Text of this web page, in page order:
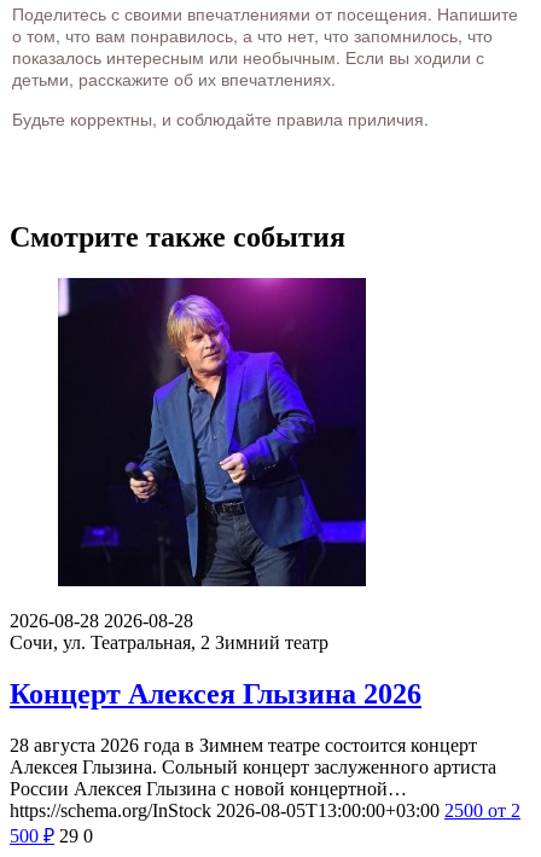
Поделитесь с своими впечатлениями от посещения. Напишите
о том, что вам понравилось, а что нет, что запомнилось, что
показалось интересным или необычным. Если вы ходили с
детьми, расскажите об их впечатлениях.
Будьте корректны, и соблюдайте правила приличия.
Смотрите также события
2026-08-28 2026-08-28
Сочи, ул. Театральная, 2 Зимний театр
Концерт Алексея Глызина 2026
28 августа 2026 года в Зимнем театре состоится концерт
Алексея Глызина. Сольный концерт заслуженного артиста
России Алексея Глызина с новой концертной…
https://schema.org/InStock 2026-08-05T13:00:00+03:00 2500 от 2
500 ₽ 29 0